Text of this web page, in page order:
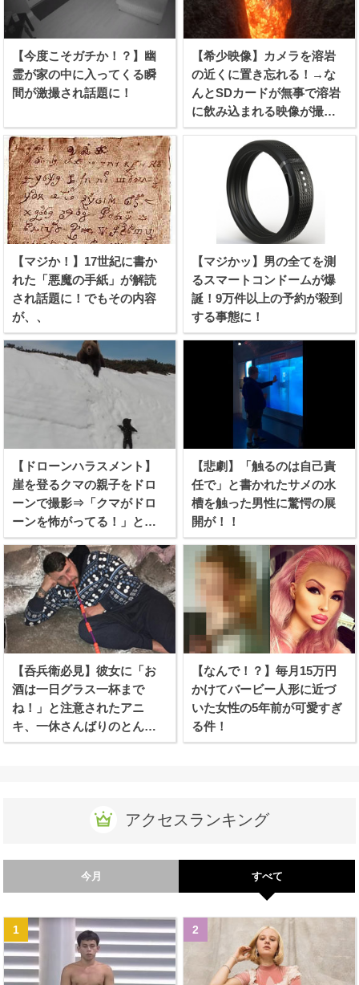
【今度こそガチか！？】幽
霊が家の中に入ってくる瞬
間が激撮され話題に！
【希少映像】カメラを溶岩
の近くに置き忘れる！→な
んとSDカードが無事で溶岩
に飲み込まれる映像が撮れ
たらしい！
【マジか！】17世紀に書か
れた「悪魔の手紙」が解読
され話題に！でもその内容
が、、
【マジかッ】男の全てを測
るスマートコンドームが爆
誕！9万件以上の予約が殺到
する事態に！
【ドローンハラスメント】
崖を登るクマの親子をドロ
ーンで撮影⇒「クマがドロ
ーンを怖がってる！」と批
難殺到！
【悲劇】「触るのは自己責
任で」と書かれたサメの水
槽を触った男性に驚愕の展
開が！！
【呑兵衛必見】彼女に「お
酒は一日グラス一杯まで
ね！」と注意されたアニ
キ、一休さんばりのとんち
を利かせる！
【なんで！？】毎月15万円
かけてバービー人形に近づ
いた女性の5年前が可愛すぎ
る件！
アクセスランキング
今月 すべて